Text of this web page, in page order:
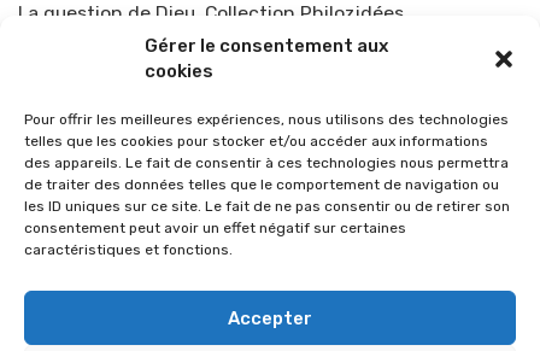
Gérer le consentement aux
cookies
Pour offrir les meilleures expériences, nous utilisons des technologies
telles que les cookies pour stocker et/ou accéder aux informations
des appareils. Le fait de consentir à ces technologies nous permettra
de traiter des données telles que le comportement de navigation ou
les ID uniques sur ce site. Le fait de ne pas consentir ou de retirer son
consentement peut avoir un effet négatif sur certaines
caractéristiques et fonctions.
Accepter
La question de Dieu, Collection Philozidées
TOP-PARENTS 22 juin 2010